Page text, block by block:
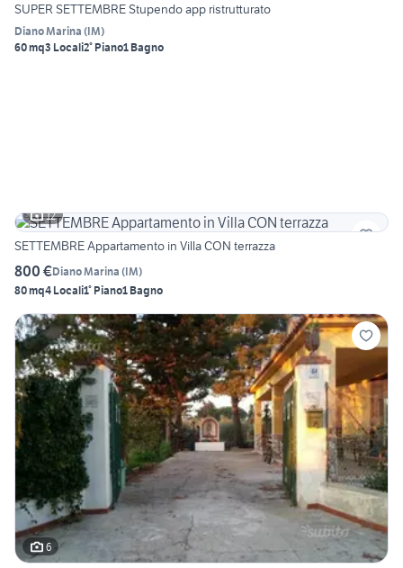
SUPER SETTEMBRE Stupendo app ristrutturato
Diano Marina (IM)
60 mq3 Locali2° Piano1 Bagno
12
SETTEMBRE Appartamento in Villa CON terrazza
800 €Diano Marina (IM)
80 mq4 Locali1° Piano1 Bagno
6